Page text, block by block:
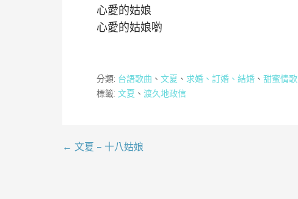
心愛的姑娘
心愛的姑娘喲
分類: 台語歌曲 、 文夏 、 求婚、訂婚、結婚 、 甜蜜情歌
標籤: 文夏 、 渡久地政信
文
← 文夏 – 十八姑娘